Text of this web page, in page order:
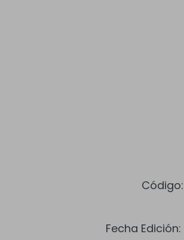
Fecha